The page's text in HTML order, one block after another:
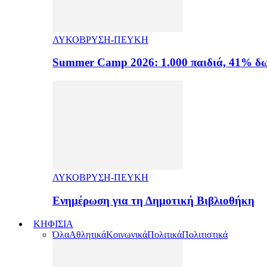
ΛΥΚΟΒΡΥΣΗ-ΠΕΥΚΗ
Summer Camp 2026: 1.000 παιδιά, 41%
ΛΥΚΟΒΡΥΣΗ-ΠΕΥΚΗ
Ενημέρωση για τη Δημοτική Βιβλιοθήκη
ΚΗΦΙΣΙΑ
ΌλαΑθλητικάΚοινωνικάΠολιτικάΠολιτιστικά